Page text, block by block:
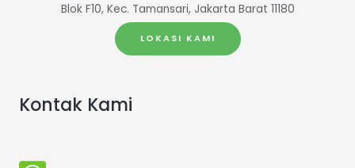
Blok F10, Kec. Tamansari, Jakarta Barat 11180
LOKASI KAMI
Kontak Kami